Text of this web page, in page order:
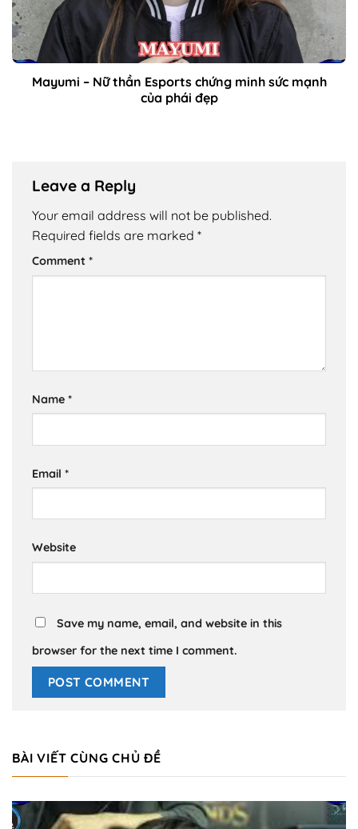
Mayumi – Nữ thần Esports chứng minh sức mạnh
của phái đẹp
Leave a Reply
Your email address will not be published.
Required fields are marked *
Comment *
Name *
Email *
Website
Save my name, email, and website in this
browser for the next time I comment.
BÀI VIẾT CÙNG CHỦ ĐỀ